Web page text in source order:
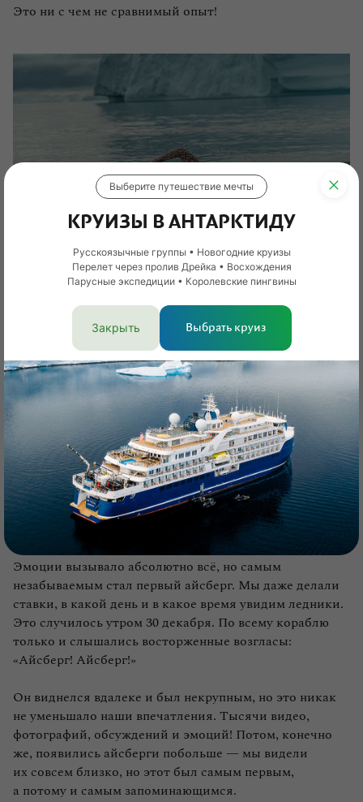
Это ни с чем не сравнимый опыт!
Я не смогла пропустить полярное купание, а мой муж и вовсе
совершил заплыв
© Кирилл Богоцкой
Кстати, нам очень повезло с погодой — было тепло. И,
помимо купания, у нас прошла душевная веселая
барбекю‑вечеринка на открытой палубе. Это было
очень круто: все танцевали, смеялись и проживали
каждый момент.
«Каждый раз захватывало дух»: айсберги,
Эмоции вызывало абсолютно всё, но самым
незабываемым стал первый айсберг. Мы даже делали
ставки, в какой день и в какое время увидим ледники.
Это случилось утром 30 декабря. По всему кораблю
только и слышались восторженные возгласы:
«Айсберг! Айсберг!»
Он виднелся вдалеке и был некрупным, но это никак
не уменьшало наши впечатления. Тысячи видео,
фотографий, обсуждений и эмоций! Потом, конечно
же, появились айсберги побольше — мы видели
их совсем близко, но этот был самым первым,
а потому и самым запоминающимся.
Выберите путешествие мечты
КРУИЗЫ В АНТАРКТИДУ
Русскоязычные группы • Новогодние круизы
Перелет через пролив Дрейка • Восхождения
Парусные экспедиции • Королевские пингвины
Закрыть Выбрать круиз